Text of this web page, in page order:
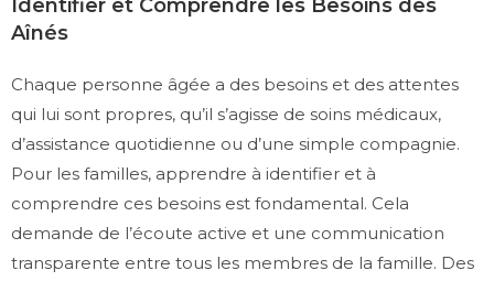
Identifier et Comprendre les Besoins des
Aînés
Chaque personne âgée a des besoins et des attentes
qui lui sont propres, qu’il s’agisse de soins médicaux,
d’assistance quotidienne ou d’une simple compagnie.
Pour les familles, apprendre à identifier et à
comprendre ces besoins est fondamental. Cela
demande de l’écoute active et une communication
transparente entre tous les membres de la famille. Des